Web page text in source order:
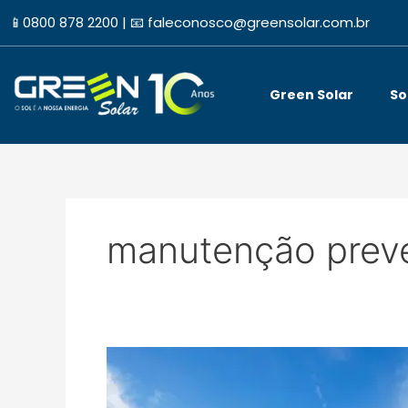
para
conteúdo
📱 0800 878 2200 | 📧 faleconosco@greensolar.com.br
Green Solar
manutenção
custa